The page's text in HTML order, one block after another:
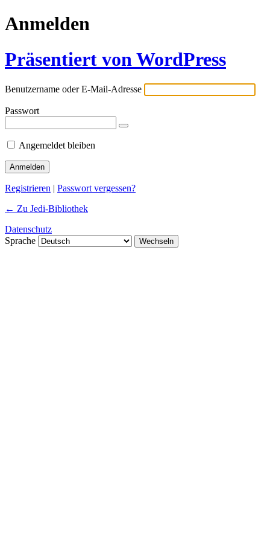
Anmelden
Präsentiert von WordPress
Benutzername oder E-Mail-Adresse
Passwort
Angemeldet bleiben
Registrieren | Passwort vergessen?
← Zu Jedi-Bibliothek
Datenschutz
Sprache